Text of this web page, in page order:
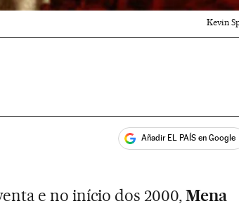
Kevin
Añadir EL PAÍS en Google
e no início dos 2000,Mena